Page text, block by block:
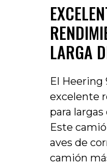
LARGA
El Heering
excelente
para
Este
aves de
camión